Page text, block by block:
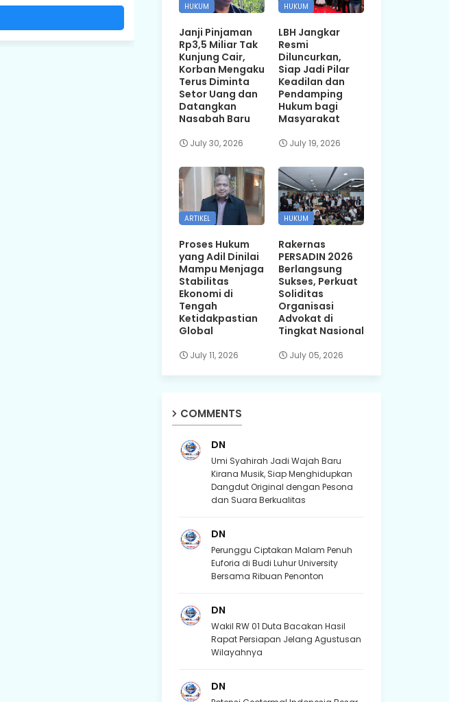
HUKUM
Janji Pinjaman
Rp3,5 Miliar Tak
Kunjung Cair,
Korban Mengaku
Terus Diminta
Setor Uang dan
Datangkan
Nasabah Baru
July 30, 2026
HUKUM
LBH Jangkar
Resmi
Diluncurkan,
Siap Jadi Pilar
Keadilan dan
Pendamping
Hukum bagi
Masyarakat
July 19, 2026
ARTIKEL
Proses Hukum
yang Adil Dinilai
Mampu Menjaga
Stabilitas
Ekonomi di
Tengah
Ketidakpastian
Global
July 11, 2026
HUKUM
Rakernas
PERSADIN 2026
Berlangsung
Sukses, Perkuat
Soliditas
Organisasi
Advokat di
Tingkat Nasional
July 05, 2026
COMMENTS
DN
Umi Syahirah Jadi Wajah Baru
Kirana Musik, Siap Menghidupkan
Dangdut Original dengan Pesona
dan Suara Berkualitas
DN
Perunggu Ciptakan Malam Penuh
Euforia di Budi Luhur University
Bersama Ribuan Penonton
DN
Wakil RW 01 Duta Bacakan Hasil
Rapat Persiapan Jelang Agustusan
Wilayahnya
DN